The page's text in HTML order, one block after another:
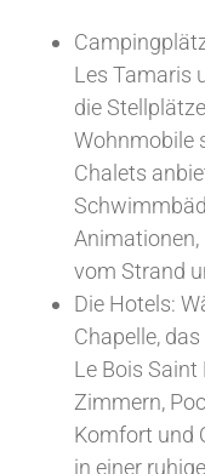
Les Tamaris
die
Wohnmobile
Chalets
Animationen,
vom Strand
Die Hotels:
Chapelle,
Le Bois
Zimmern,
Komfort und
in einer